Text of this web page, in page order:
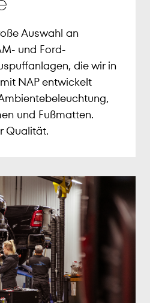
Auswahl an
und Ford-
die wir in
NAP entwickelt
und Fußmatten.
Qualität.